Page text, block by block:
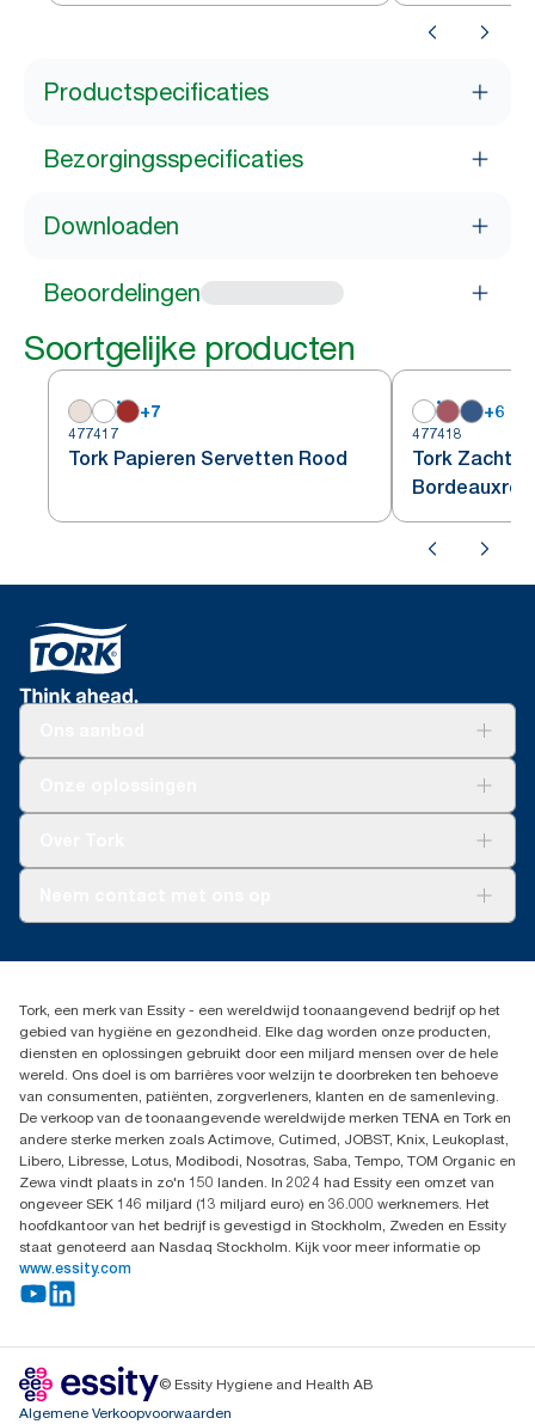
Productspecificaties
Bezorgingsspecificaties
Downloaden
Beoordelingen
Soortgelijke producten
+7
477417
Tork Papieren Servetten Rood
+6
477418
Tork Zachte
Productklacht
Dispenserklacht
030 - 698 46 66
Essity Netherlands B.V.
Arnhemse Bovenweg 120
3708 AH ZEIST
Nederland
Tork, een merk van Essity - een wereldwijd toonaangevend bedrijf op het
gebied van hygiëne en gezondheid. Elke dag worden onze producten,
diensten en oplossingen gebruikt door een miljard mensen over de hele
wereld. Ons doel is om barrières voor welzijn te doorbreken ten behoeve
van consumenten, patiënten, zorgverleners, klanten en de samenleving.
De verkoop van de toonaangevende wereldwijde merken TENA en Tork en
andere sterke merken zoals Actimove, Cutimed, JOBST, Knix, Leukoplast,
Libero, Libresse, Lotus, Modibodi, Nosotras, Saba, Tempo, TOM Organic en
Zewa vindt plaats in zo'n 150 landen. In 2024 had Essity een omzet van
ongeveer SEK 146 miljard (13 miljard euro) en 36.000 werknemers. Het
hoofdkantoor van het bedrijf is gevestigd in Stockholm, Zweden en Essity
staat genoteerd aan Nasdaq Stockholm. Kijk voor meer informatie op
www.essity.com
© Essity Hygiene and Health AB
Algemene Verkoopvoorwaarden